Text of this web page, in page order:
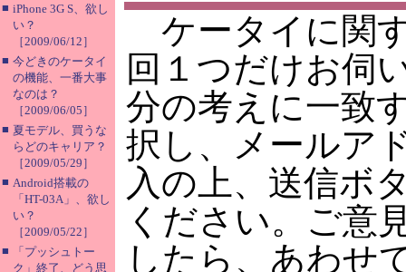
■ iPhone 3G S、欲し
い？
［2009/06/12］
■ 今どきのケータイ
の機能、一番大事
なのは？
［2009/06/05］
■ 夏モデル、買うな
らどのキャリア？
［2009/05/29］
■ Android搭載の
「HT-03A」、欲し
い？
［2009/05/22］
■
「プッシュトー
ク」終了、どう思
ケータイに関
回１つだけお伺
分の考えに一致
択し、メールア
入の上、送信ボ
ください。ご意
したら、あわせ